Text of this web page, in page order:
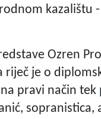
kazalištu
Ozren
riječ je o
pravi način